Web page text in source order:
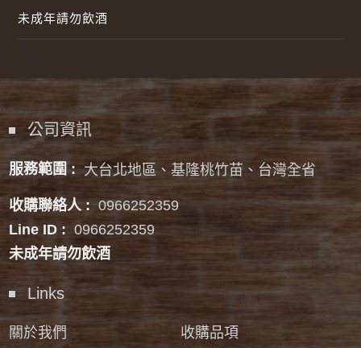
未成年請勿飲酒
公司資訊
服務範圍 : 大台北地區、基隆桃竹苗、台灣全省
收購聯絡人 : 0966252359
Line ID : 0966252359
未成年請勿飲酒
Links
關於我們
收購品項